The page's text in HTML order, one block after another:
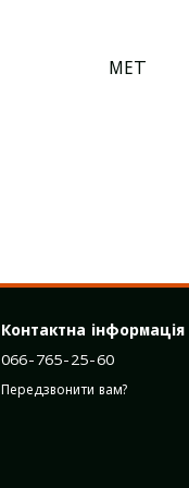
MET
Контактна інформація
066-765-25-60
Передзвонити вам?